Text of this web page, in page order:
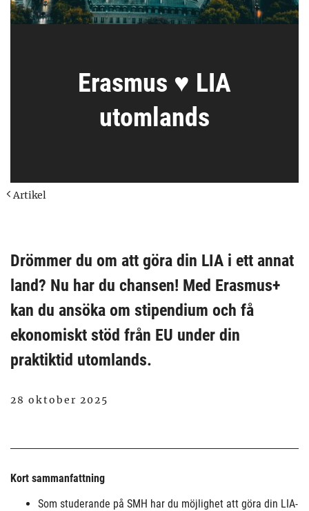
Artikel
Erasmus ♥ LIA
utomlands
Drömmer du om att göra din LIA i ett annat
land? Nu har du chansen! Med Erasmus+
kan du ansöka om stipendium och få
ekonomiskt stöd från EU under din
praktiktid utomlands.
28 oktober 2025
Kort sammanfattning
Som studerande på SMH har du möjlighet att göra din LIA-